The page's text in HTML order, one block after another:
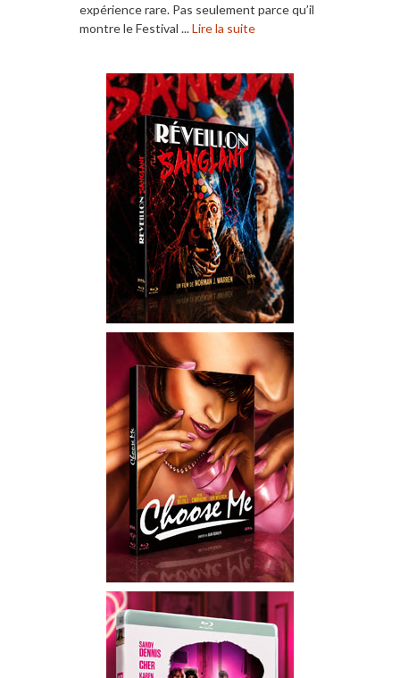
expérience rare. Pas seulement parce qu’il
montre le Festival ...Lire la suite